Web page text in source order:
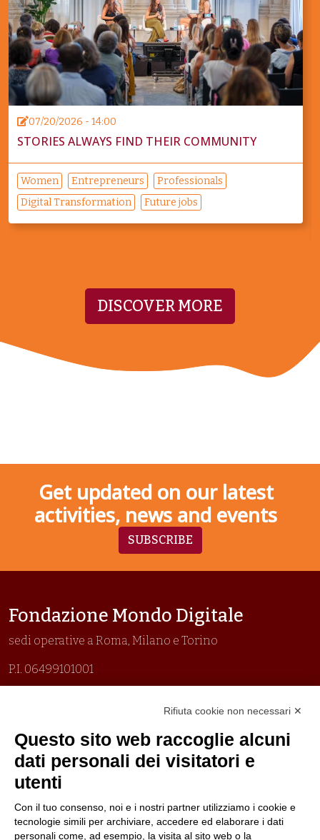
07/20/2026 - 14:00
STORIES ALWAYS FIND THEIR COMMUNITY
Women Entrepreneurs
Professionals
Digital Transformation
Future jobs
DISCOVER MORE
Get updated on our latest
activities, news and events
SUBSCRIBE
Fondazione Mondo Digitale
sedi operative a Roma, Milano e Torino
P.I. 06499101001
Prima emissione 26/04/2007
Politica per la parità di genere
Politica antibullismo
Rifiuta cookie non necessari ✕
Questo sito web raccoglie alcuni
dati personali dei visitatori e
utenti
Con il tuo consenso, noi e i nostri partner utilizziamo i cookie e
tecnologie simili per archiviare, accedere ed elaborare i dati
personali come, ad esempio, la visita al sito web o la